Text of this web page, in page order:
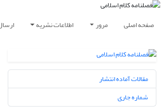
صفحه اصلی مرور اطلاعات نشریه
مقالات آماده انتشار
شماره جاری